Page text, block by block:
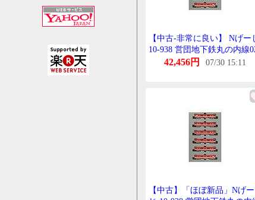
【中古-非常に良い】 Nげー
10-938 営団地下鉄丸の内線
系 丸の内線開通50周年記念号
42,456円 07/30 15:11
【中古】「ほぼ新品」Nげー